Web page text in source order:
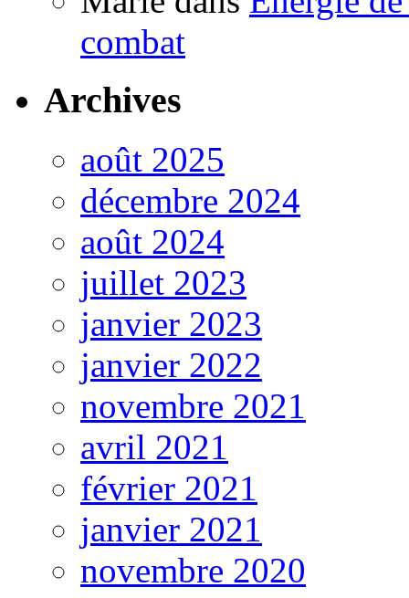
combat
Archives
août 2025
décembre 2024
août 2024
juillet 2023
janvier 2023
janvier 2022
novembre 2021
avril 2021
février 2021
janvier 2021
novembre 2020